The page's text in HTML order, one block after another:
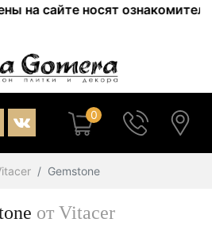
сайте носят
0
Gemstone
от Vitacer